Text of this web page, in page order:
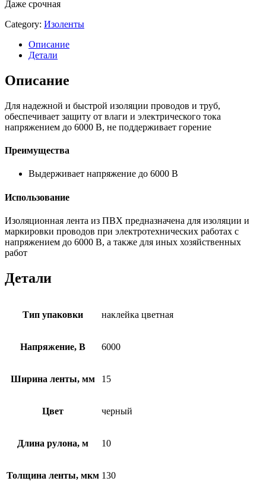
Даже срочная
Category: Изоленты
Описание
Детали
Описание
Для надежной и быстрой изоляции проводов и труб,
обеспечивает защиту от влаги и электрического тока
напряжением до 6000 В, не поддерживает горение
Преимущества
Выдерживает напряжение до 6000 В
Использование
Изоляционная лента из ПВХ предназначена для изоляции и
маркировки проводов при электротехнических работах с
напряжением до 6000 В, а также для иных хозяйственных
работ
Детали
Тип упаковки наклейка цветная
Напряжение, В 6000
Ширина ленты, мм 15
Цвет черный
Длина рулона, м 10
Толщина ленты, мкм 130